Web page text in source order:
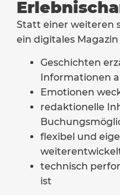
Statt einer weiteren
ein digitales
Geschichten
Informationen
Emotionen
redaktionelle
flexibel und
technisch
ist